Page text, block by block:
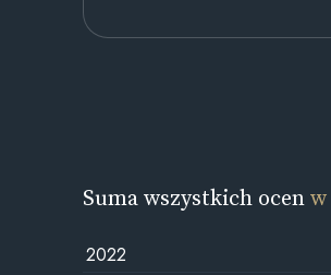
Suma wszystkich ocen
2022